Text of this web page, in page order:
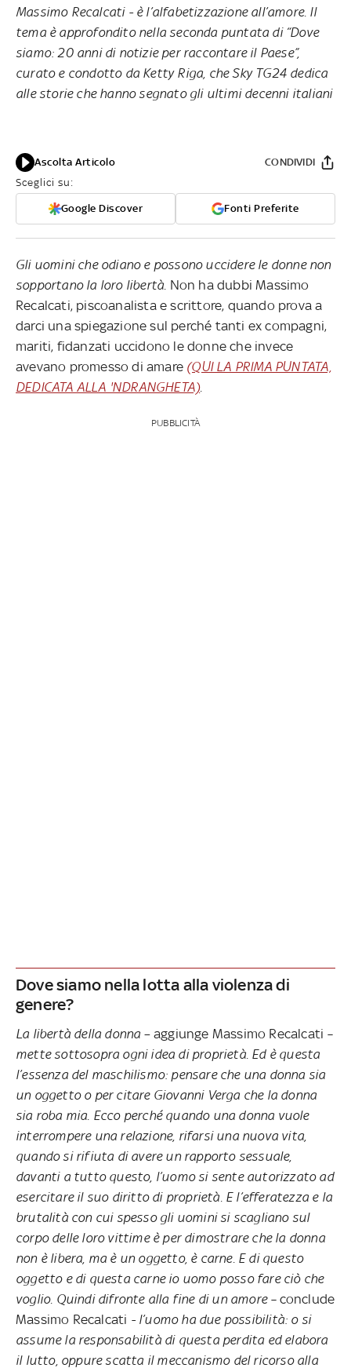
Massimo Recalcati - è l’alfabetizzazione all’amore. Il
tema è approfondito nella seconda puntata di “Dove
siamo: 20 anni di notizie per raccontare il Paese”,
curato e condotto da Ketty Riga, che Sky TG24 dedica
alle storie che hanno segnato gli ultimi decenni italiani
Ascolta Articolo
Sceglici su:
Google Discover Fonti Preferite
CONDIVIDI
Gli uomini che odiano e possono uccidere le donne non
sopportano la loro libertà. Non ha dubbi Massimo
Recalcati, piscoanalista e scrittore, quando prova a
darci una spiegazione sul perché tanti ex compagni,
mariti, fidanzati uccidono le donne che invece
avevano promesso di amare (QUI LA PRIMA PUNTATA,
DEDICATA ALLA 'NDRANGHETA).
PUBBLICITÀ
Dove siamo nella lotta alla violenza di
genere?
La libertà della donna – aggiunge Massimo Recalcati –
mette sottosopra ogni idea di proprietà. Ed è questa
l’essenza del maschilismo: pensare che una donna sia
un oggetto o per citare Giovanni Verga che la donna
sia roba mia. Ecco perché quando una donna vuole
interrompere una relazione, rifarsi una nuova vita,
quando si rifiuta di avere un rapporto sessuale,
davanti a tutto questo, l’uomo si sente autorizzato ad
esercitare il suo diritto di proprietà. E l’efferatezza e la
brutalità con cui spesso gli uomini si scagliano sul
corpo delle loro vittime è per dimostrare che la donna
non è libera, ma è un oggetto, è carne. E di questo
oggetto e di questa carne io uomo posso fare ciò che
voglio. Quindi difronte alla fine di un amore – conclude
Massimo Recalcati - l’uomo ha due possibilità: o si
assume la responsabilità di questa perdita ed elabora
il lutto, oppure scatta il meccanismo del ricorso alla